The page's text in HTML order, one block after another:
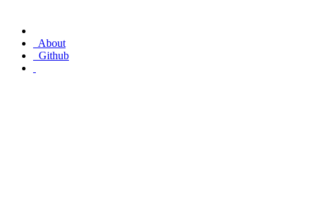
About
Github